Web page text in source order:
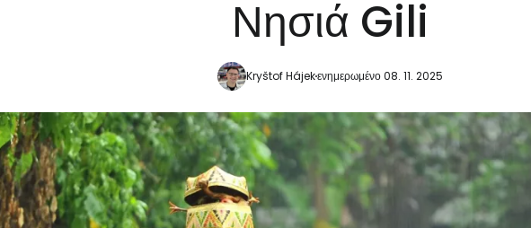
Νησιά Gili
Kryštof Hájekενημερωμένο 08. 11. 2025